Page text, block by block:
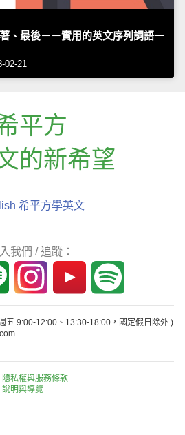
、最後－－實用的英文序列詞語一
02-21
平方
的新希望
希平方學英文
我們 / 追蹤：
五 9:00-12:00、13:30-18:00，國定假日除外 )
隱私權與服務條款
說明與導覽